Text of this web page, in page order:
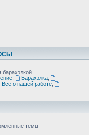
барахолкой
, Барахолка,
Все о нашей работе,
темы